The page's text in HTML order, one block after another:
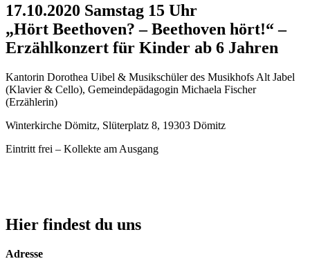
17.10.2020 Samstag 15 Uhr
„Hört Beethoven? – Beethoven hört!“ –
Erzählkonzert für Kinder ab 6 Jahren
Kantorin Dorothea Uibel & Musikschüler des Musikhofs Alt Jabel
(Klavier & Cello), Gemeindepädagogin Michaela Fischer
(Erzählerin)
Winterkirche Dömitz, Slüterplatz 8, 19303 Dömitz
Eintritt frei – Kollekte am Ausgang
Hier findest du uns
Adresse